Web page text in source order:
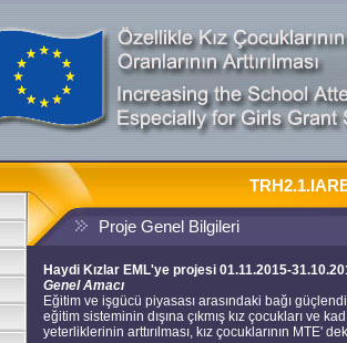
Proje Genel Bilgileri
Haydi Kızlar EML'ye projesi 01.11.2015-
Genel Amacı
Eğitim ve işgücü piyasası arasındaki bağı
eğitim sisteminin dışına çıkmış kız çocukları ve
yeterliklerinin arttırılması, kız çocuklarının MTE'